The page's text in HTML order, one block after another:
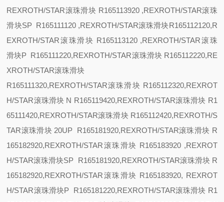
REXROTH/STAR滚珠滑块 R165113920 ,REXROTH/STAR滚珠
滑块SP R165111120 ,REXROTH/STAR滚珠滑块R165112120,R
EXROTH/STAR滚珠滑块 R165113120 ,REXROTH/STAR滚珠
滑块P R165111220,REXROTH/STAR滚珠滑块 R165112220,RE
XROTH/STAR滚珠滑块
R165111320,REXROTH/STAR滚珠滑块 R165112320,REXROT
H/STAR滚珠滑块 N R165119420,REXROTH/STAR滚珠滑块 R1
65111420,REXROTH/STAR滚珠滑块 R165112420,REXROTH/S
TAR滚珠滑块 20UP R165181920,REXROTH/STAR滚珠滑块 R
165182920,REXROTH/STAR滚珠滑块 R165183920 ,REXROT
H/STAR滚珠滑块SP R165181920,REXROTH/STAR滚珠滑块 R
165182920,REXROTH/STAR滚珠滑块 R165183920, REXROT
H/STAR滚珠滑块P R165181220,REXROTH/STAR滚珠滑块 R1